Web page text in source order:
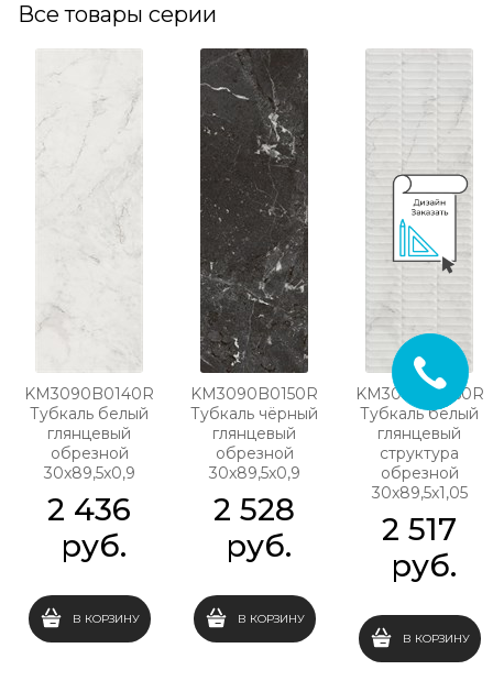
Все товары серии
KM3090B0140R
Тубкаль белый
глянцевый
обрезной
30x89,5x0,9
2 436
руб.
В КОРЗИНУ
KM3090B0150R
Тубкаль чёрный
глянцевый
обрезной
30x89,5x0,9
2 528
руб.
В КОРЗИНУ
KM3090B0160R
Тубкаль белый
глянцевый
структура
обрезной
30x89,5x1,05
2 517
руб.
В КОРЗИНУ